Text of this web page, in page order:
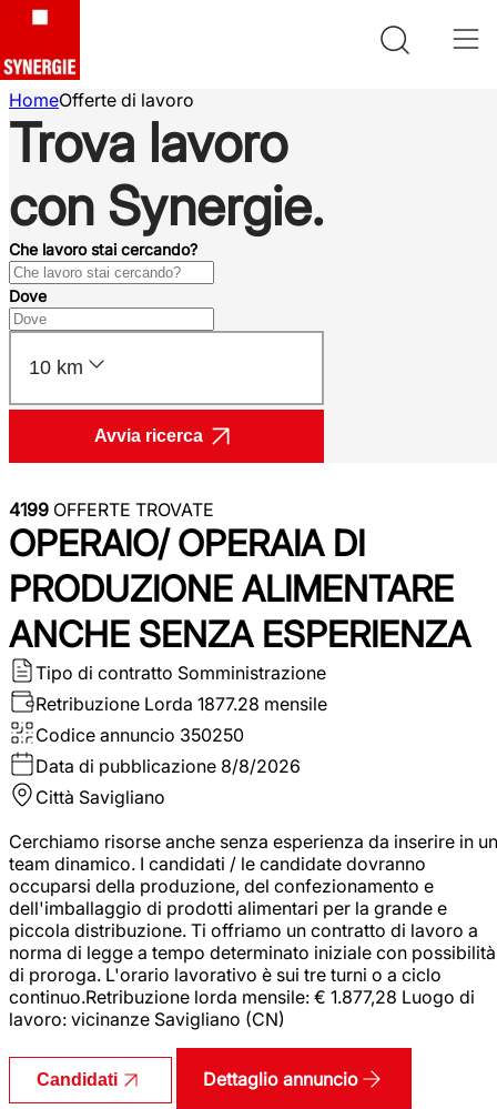
HomeOfferte di lavoro
Trova lavoro
con Synergie.
Che lavoro stai cercando?
Dove
10 km
Avvia ricerca
4199 OFFERTE TROVATE
OPERAIO/ OPERAIA DI
PRODUZIONE ALIMENTARE
ANCHE SENZA ESPERIENZA
Tipo di contratto Somministrazione
Retribuzione Lorda 1877.28 mensile
Codice annuncio 350250
Data di pubblicazione 8/8/2026
Città Savigliano
Cerchiamo risorse anche senza esperienza da inserire in un
team dinamico. I candidati / le candidate dovranno
occuparsi della produzione, del confezionamento e
dell'imballaggio di prodotti alimentari per la grande e
piccola distribuzione. Ti offriamo un contratto di lavoro a
norma di legge a tempo determinato iniziale con possibilità
di proroga. L'orario lavorativo è sui tre turni o a ciclo
continuo.Retribuzione lorda mensile: € 1.877,28 Luogo di
lavoro: vicinanze Savigliano (CN)
Candidati Dettaglio annuncio